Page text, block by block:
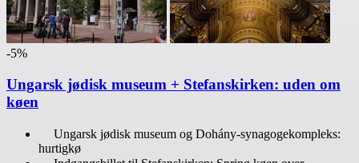
-5%
Ungarsk jødisk museum + Stefanskirken: uden om
køen
Ungarsk jødisk museum og Dohány-synagogekompleks:
hurtigkø